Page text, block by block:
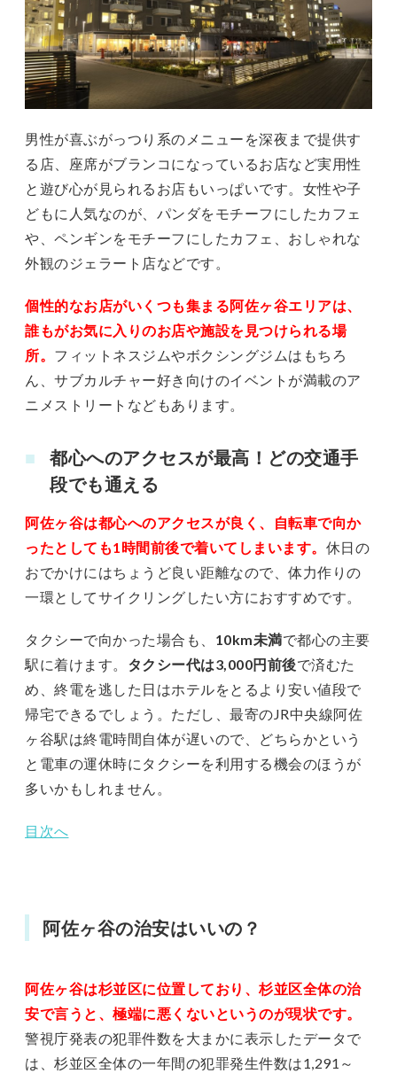
男性が喜ぶがっつり系のメニューを深夜まで提供す
る店、座席がブランコになっているお店など実用性
と遊び心が見られるお店もいっぱいです。女性や子
どもに人気なのが、パンダをモチーフにしたカフェ
や、ペンギンをモチーフにしたカフェ、おしゃれな
外観のジェラート店などです。
個性的なお店がいくつも集まる阿佐ヶ谷エリアは、
誰もがお気に入りのお店や施設を見つけられる場
所。 フィットネスジムやボクシングジムはもちろ
ん、サブカルチャー好き向けのイベントが満載のア
ニメストリートなどもあります。
都心へのアクセスが最高！どの交通手
段でも通える
阿佐ヶ谷は都心へのアクセスが良く、自転車で向か
ったとしても1時間前後で着いてしまいます。 休日の
おでかけにはちょうど良い距離なので、体力作りの
一環としてサイクリングしたい方におすすめです。
タクシーで向かった場合も、 10km未満で都心の主要
駅に着けます。 タクシー代は3,000円前後で済むた
め、終電を逃した日はホテルをとるより安い値段で
帰宅できるでしょう。ただし、最寄のJR中央線阿佐
ヶ谷駅は終電時間自体が遅いので、どちらかという
と電車の運休時にタクシーを利用する機会のほうが
多いかもしれません。
目次へ
阿佐ヶ谷の治安はいいの？
阿佐ヶ谷は杉並区に位置しており、杉並区全体の治
安で言うと、極端に悪くないというのが現状です。
警視庁発表の犯罪件数を大まかに表示したデータで
は、杉並区全体の一年間の犯罪発生件数は1,291～